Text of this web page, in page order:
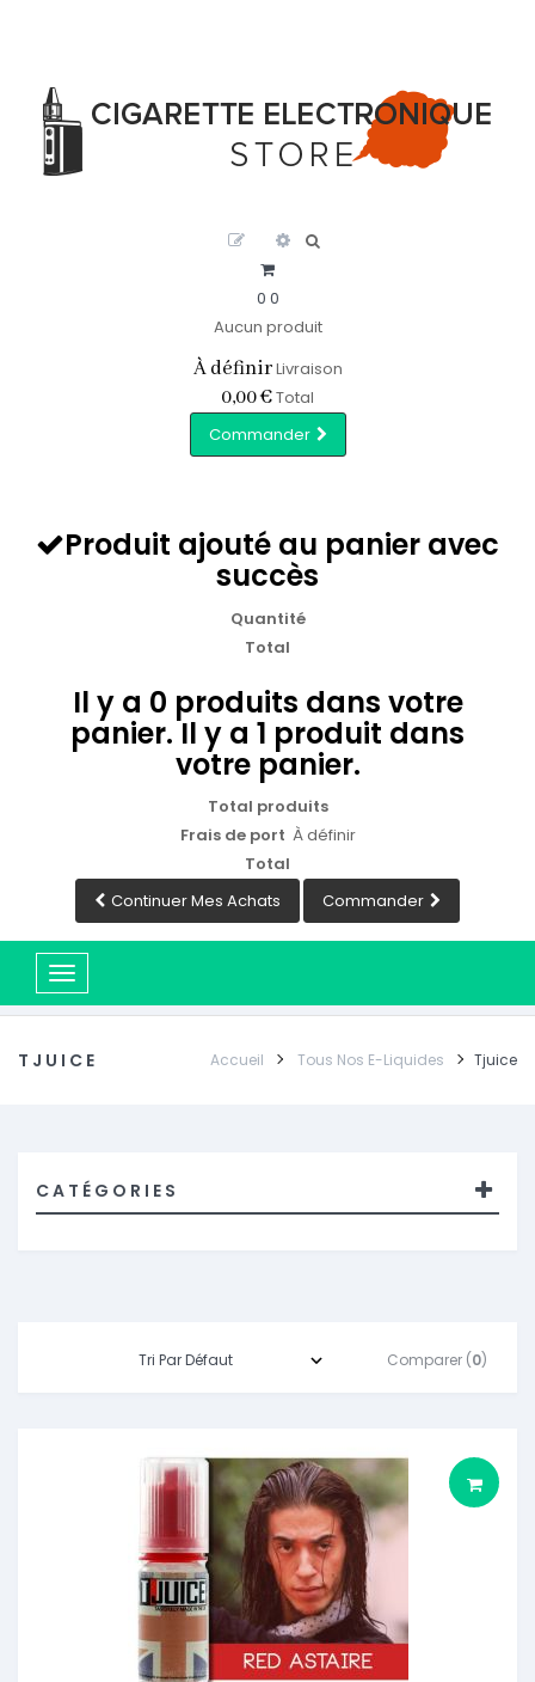
0 0
Aucun produit
À définirLivraison
0,00 €Total
Commander
Produit ajouté au panier avec
succès
Quantité
Total
Il y a 0 produits dans votre
panier.Il y a 1 produit dans
votre panier.
Total produits
Frais de port À définir
Total
Continuer Mes Achats
Commander
Basculer
la
TJUICE Accueil Tous Nos E-Liquides Tjuice
CATÉGORIES
Comparer (0)